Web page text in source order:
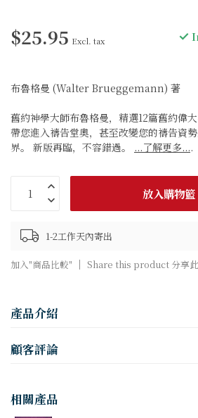
$25.95 Excl. tax
布魯格曼 (Walter Brueggemann) 著
舊約神學大師布魯格曼，精選12篇舊約偉大
帶您進入禱告堂奧，甚至改變您的禱告資
界。 新版再臨，不容錯過。 ...了解更多....
放入購物籃
1-2工作天內寄出
加入"商品比較" Share this product 分享
產品介紹
顧客評論
相關產品